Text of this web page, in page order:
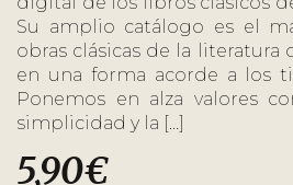
Su amplio catálogo es el
obras clásicas de la literatura
en una forma acorde a los
Ponemos en alza valores
simplicidad y la […]
5,90€